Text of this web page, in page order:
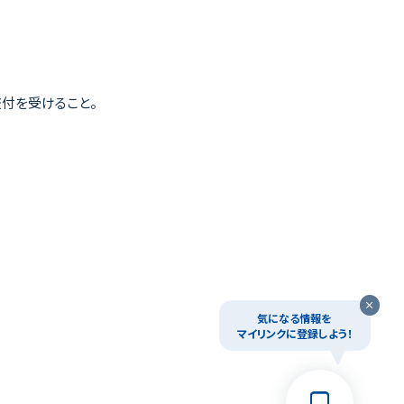
を受けること。
気になる情報を
マイリンクに登録しよう！